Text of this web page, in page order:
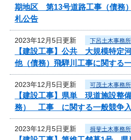
期地区 第13号道路工事（債務
札公告
2023年12月5日更新 下呂土木事務所
【建設工事】公共 大規模特定
他（債務）飛騨川工事に関する
2023年12月5日更新 可茂土木事務所
【建設工事】県単 現道施設整
務） 工事 に関する一般競争
2023年12月5日更新 揖斐土木事務所